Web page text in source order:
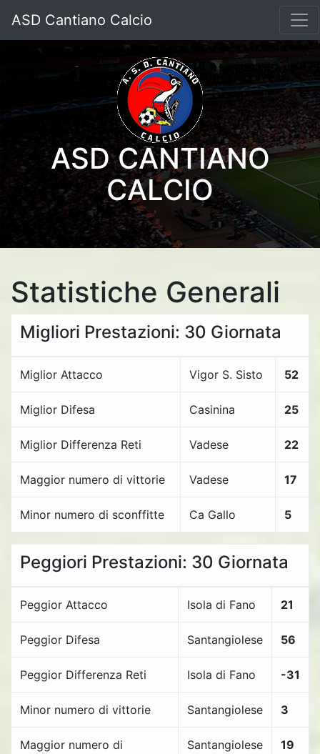
ASD Cantiano Calcio
ASD CANTIANO
CALCIO
Statistiche Generali
Migliori Prestazioni: 30 Giornata
Miglior Attacco Vigor S. Sisto 52
Miglior Difesa Casinina 25
Miglior Differenza Reti Vadese 22
Maggior numero di vittorie Vadese 17
Minor numero di sconffitte Ca Gallo 5
Peggiori Prestazioni: 30 Giornata
Peggior Attacco Isola di Fano 21
Peggior Difesa Santangiolese 56
Peggior Differenza Reti Isola di Fano -31
Minor numero di vittorie Santangiolese 3
Maggior numero di
Santangiolese 19